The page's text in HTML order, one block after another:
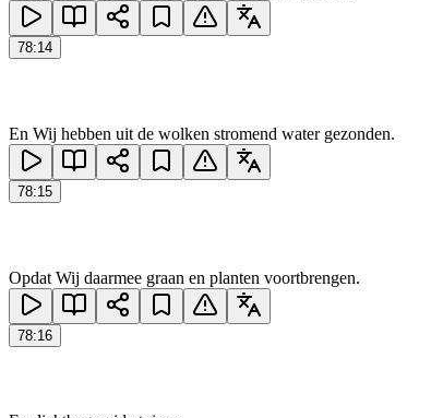
78:14
En Wij hebben uit de wolken stromend water gezonden.
78:15
Opdat Wij daarmee graan en planten voortbrengen.
78:16